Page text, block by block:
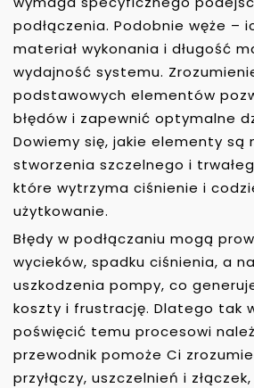
podłączenia. Podobnie węże –
materiał wykonania i długość
wydajność systemu.
podstawowych elementów
błędów i zapewnić optymalne
Dowiemy się, jakie elementy są
stworzenia szczelnego i
które wytrzyma ciśnienie i
użytkowanie.
Błędy w podłączaniu mogą
wycieków, spadku ciśnienia, a
uszkodzenia pompy, co
koszty i frustrację. Dlatego tak
poświęcić temu procesowi
przewodnik pomoże Ci
przyłączy, uszczelnień i